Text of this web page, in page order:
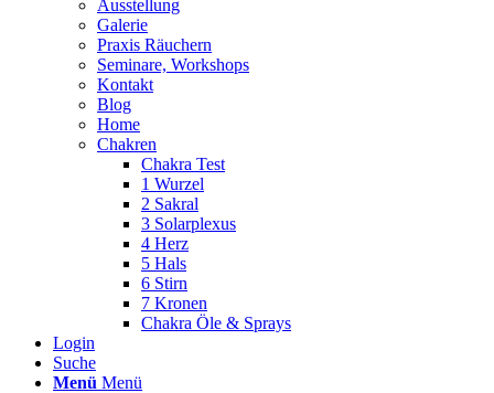
Ausstellung
Galerie
Praxis Räuchern
Seminare, Workshops
Kontakt
Blog
Home
Chakren
Chakra Test
1 Wurzel
2 Sakral
3 Solarplexus
4 Herz
5 Hals
6 Stirn
7 Kronen
Chakra Öle & Sprays
Login
Suche
Menü Menü